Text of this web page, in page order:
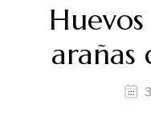
arañas